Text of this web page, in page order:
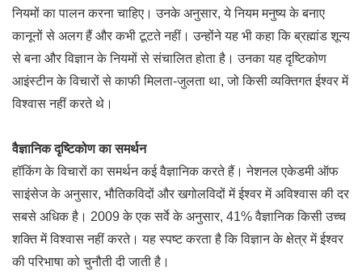
नियमों का पालन करना चाहिए। उनके अनुसार, ये नियम मनुष्य के बनाए
कानूनों से अलग हैं और कभी टूटते नहीं। उन्होंने यह भी कहा कि ब्रह्मांड शून्य
से बना और विज्ञान के नियमों से संचालित होता है। उनका यह दृष्टिकोण
आइंस्टीन के विचारों से काफी मिलता-जुलता था, जो किसी व्यक्तिगत ईश्वर में
विश्वास नहीं करते थे।
वैज्ञानिक दृष्टिकोण का समर्थन
हॉकिंग के विचारों का समर्थन कई वैज्ञानिक करते हैं। नेशनल एकेडमी ऑफ
साइंसेज के अनुसार, भौतिकविदों और खगोलविदों में ईश्वर में अविश्वास की दर
सबसे अधिक है। 2009 के एक सर्वे के अनुसार, 41% वैज्ञानिक किसी उच्च
शक्ति में विश्वास नहीं करते। यह स्पष्ट करता है कि विज्ञान के क्षेत्र में ईश्वर
की परिभाषा को चुनौती दी जाती है।